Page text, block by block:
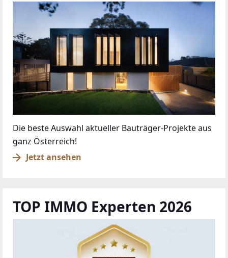
Die beste Auswahl aktueller Bauträger-Projekte aus
ganz Österreich!
Jetzt ansehen
TOP IMMO Experten 2026